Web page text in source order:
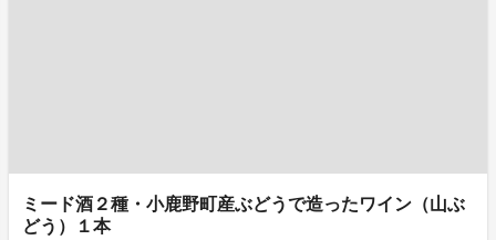
ミード酒２種・小鹿野町産ぶどうで造ったワイン（山ぶ
どう）１本